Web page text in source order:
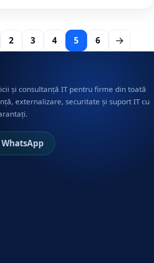
2 3 4 5 6
și consultanță IT pentru firme din toată
externalizare, securitate și suport IT cu